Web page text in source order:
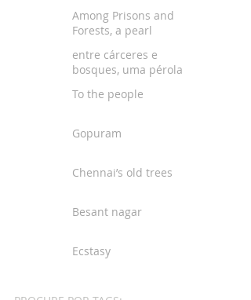
Among Prisons and
Forests, a pearl
entre cárceres e
bosques, uma pérola
To the people
Gopuram
Chennai’s old trees
Besant nagar
Ecstasy